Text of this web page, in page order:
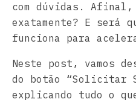
com dúvidas.
exatamente? E será
funciona para
Neste post, vamos
do botão “Solicitar
explicando tudo o